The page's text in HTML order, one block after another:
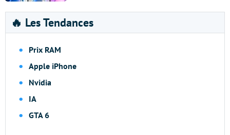
🔥 Les Tendances
Prix RAM
Apple iPhone
Nvidia
IA
GTA 6